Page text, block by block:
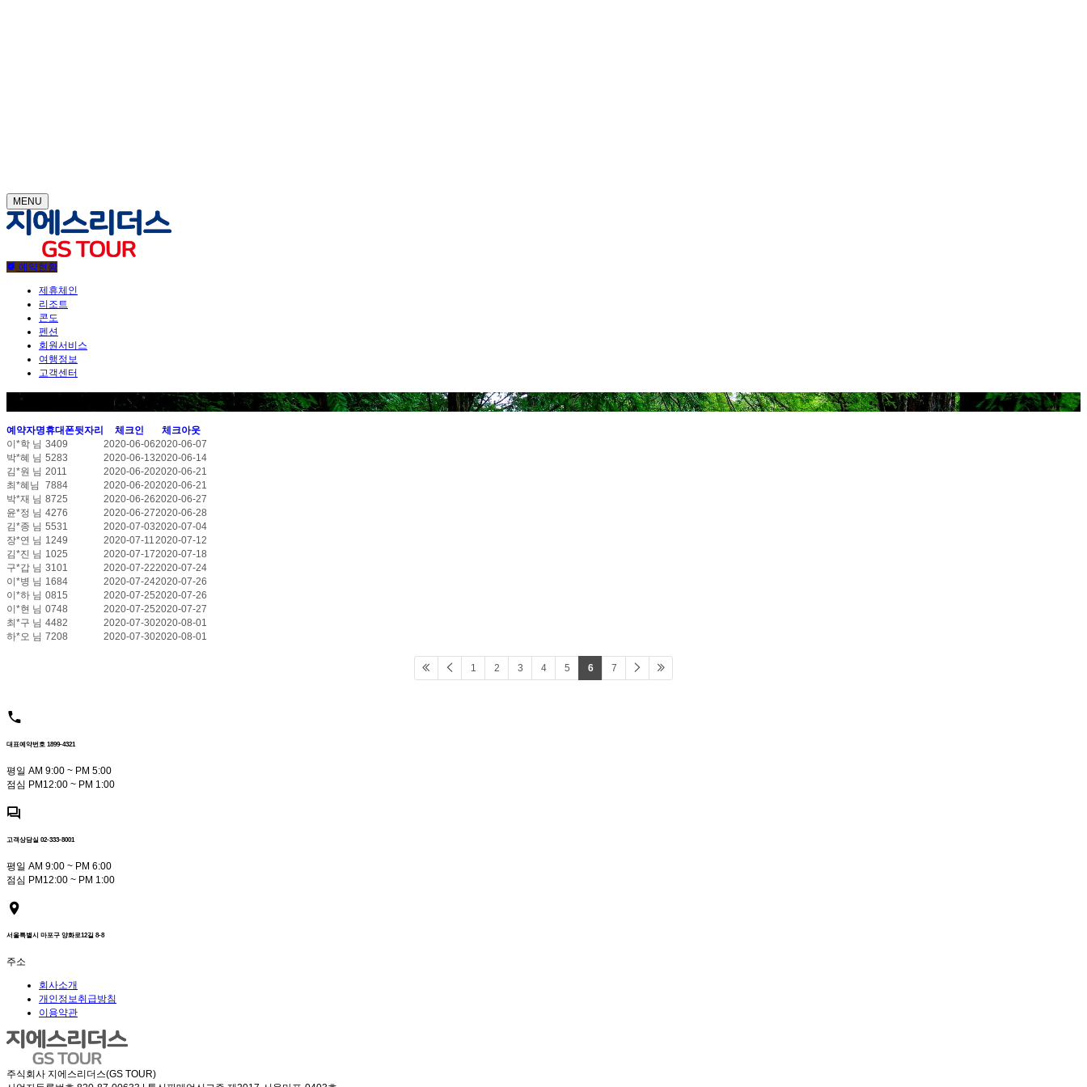
MENU
예약현황
제휴체인
리조트
콘도
펜션
회원서비스
여행정보
고객센터
실시간예약현황
예약자명휴대폰뒷자리 체크인
체크아웃
이*학 님 3409 2020-06-062020-06-07
박*혜 님 5283 2020-06-132020-06-14
김*원 님 2011 2020-06-202020-06-21
최*혜님
7884 2020-06-202020-06-21
박*재 님 8725 2020-06-262020-06-27
윤*정 님 4276 2020-06-272020-06-28
김*종 님 5531 2020-07-032020-07-04
장*연 님 1249 2020-07-112020-07-12
김*진 님 1025 2020-07-172020-07-18
구*갑 님 3101 2020-07-222020-07-24
이*병 님 1684 2020-07-242020-07-26
이*하 님 0815 2020-07-252020-07-26
이*현 님 0748 2020-07-252020-07-27
최*구 님 4482 2020-07-302020-08-01
하*오 님 7208 2020-07-302020-08-01
1 2 3 4 5 6 7
대표예약번호 1899-4321
평일 AM 9:00 ~ PM 5:00
점심 PM12:00 ~ PM 1:00
고객상담실 02-333-8001
평일 AM 9:00 ~ PM 6:00
점심 PM12:00 ~ PM 1:00
서울특별시 마포구 양화로12길 8-8
주소
회사소개
개인정보취급방침
이용약관
주식회사 지에스리더스(GS TOUR)